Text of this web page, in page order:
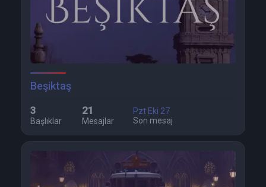
Beşiktaş
3
Başlıklar
21
Mesajlar
Pzt Eki 27
Son mesaj